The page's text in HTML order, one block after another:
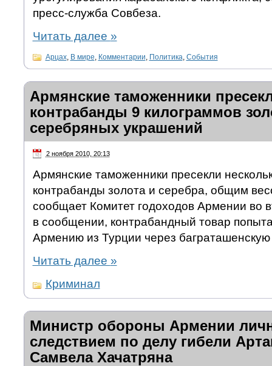
пресс-служба Совбеза.
Читать далее »
Арцах, В мире, Комментарии, Политика, События
Армянские таможенники
контрабанды 9 килограммов
серебряных украшений
2 ноября 2010, 20:13
Армянские таможенники пресекли
контрабанды золота и серебра, общим
сообщает Комитет годоходов Армении во
в сообщении, контрабандный товар
Армению из Турции через
Читать далее »
Криминал
Министр обороны Армении
следствием по делу гибели
Самвела Хачатряна